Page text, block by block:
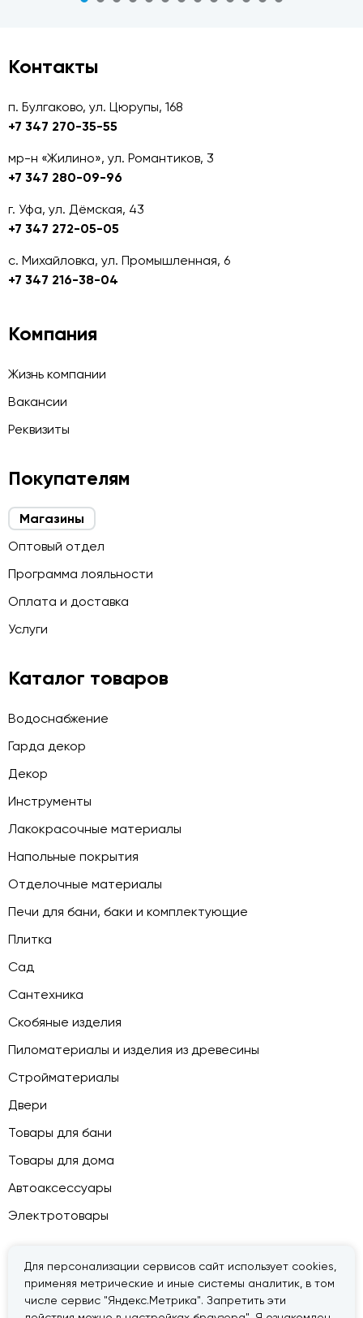
Для персонализации сервисов сайт использует cookies,
применяя метрические и иные системы аналитик, в том
числе сервис "Яндекс.Метрика". Запретить эти
Контакты
п. Булгаково, ул. Цюрупы, 168
+7 347 270-35-55
мр-н «Жилино», ул. Романтиков, 3
+7 347 280-09-96
г. Уфа, ул. Дёмская, 43
+7 347 272-05-05
с. Михайловка, ул. Промышленная, 6
+7 347 216-38-04
Компания
Жизнь компании
Вакансии
Реквизиты
Покупателям
Магазины
Оптовый отдел
Программа лояльности
Оплата и доставка
Услуги
Каталог товаров
Водоснабжение
Гарда декор
Декор
Инструменты
Лакокрасочные материалы
Напольные покрытия
Отделочные материалы
Печи для бани, баки и комплектующие
Плитка
Сад
Сантехника
Скобяные изделия
Пиломатериалы и изделия из древесины
Стройматериалы
Двери
Товары для бани
Товары для дома
Автоаксессуары
Электротовары
© 2026 — «Дачник».Правовая информация